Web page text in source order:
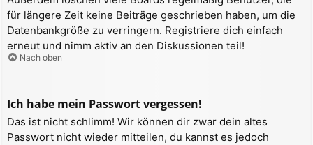
für längere Zeit keine Beiträge geschrieben haben, um die
Datenbankgröße zu verringern. Registriere dich einfach
erneut und nimm aktiv an den Diskussionen teil!
Nach oben
Ich habe mein Passwort vergessen!
Das ist nicht schlimm! Wir können dir zwar dein altes
Passwort nicht wieder mitteilen, du kannst es jedoch